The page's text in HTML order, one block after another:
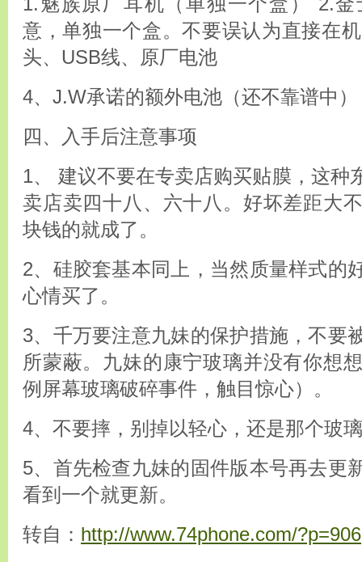
意，单独一个盒。不要误认为直接在
头、USB线、原厂电池
4、J.W承诺的额外电池（还不靠谱中）
四、入手后注意事项
1、 建议不要在专卖店购买贴膜，这种
卖店卖四十八、六十八。好坏差距大
块钱的就成了。
2、硅胶套基本同上，当然质量样式的
心情买了。
3、千万要注意九妹的保护措施，不要
所蒙蔽。九妹的康宁玻璃并没有你想
例屏幕玻璃破碎事件，触目惊心）。
4、不要摔，别掉以轻心，还是那个玻
5、首先检查九妹的固件版本号再去更
看到一个就更新。
转自： http://www.74phone.com/?p=906